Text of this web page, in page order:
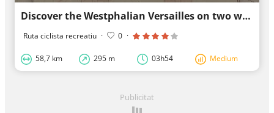
Discover the Westphalian Versailles on two wheels
Ruta ciclista recreatiu · 0 ·
58,7 km 295 m 03h54 Medium
Publicitat